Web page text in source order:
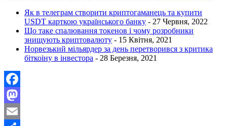
Як в телеграм створити криптогаманець та купити
USDT карткою українського банку - 27 Червня, 2022
Що таке спалювання токенов і чому розробники
знищують криптовалюту - 15 Квітня, 2021
Норвезький мільярдер за день перетворився з критика
біткоіну в інвестора - 28 Березня, 2021
Facebook
Mastodon